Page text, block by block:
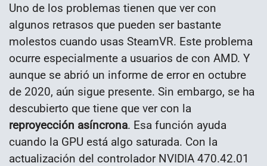
Uno de los problemas tienen que ver con
algunos retrasos que pueden ser bastante
molestos cuando usas SteamVR. Este problema
ocurre especialmente a usuarios de con AMD. Y
aunque se abrió un informe de error en octubre
de 2020, aún sigue presente. Sin embargo, se ha
descubierto que tiene que ver con la
reproyección asíncrona. Esa función ayuda
cuando la GPU está algo saturada. Con la
actualización del controlador NVIDIA 470.42.01